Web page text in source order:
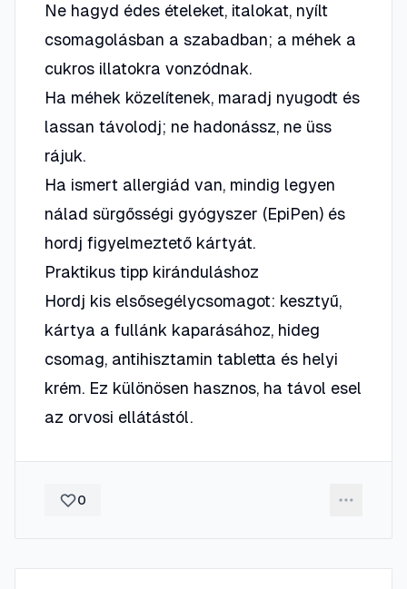
Ne hagyd édes ételeket, italokat, nyílt
csomagolásban a szabadban; a méhek a
cukros illatokra vonzódnak.
Ha méhek közelítenek, maradj nyugodt és
lassan távolodj; ne hadonássz, ne üss
rájuk.
Ha ismert allergiád van, mindig legyen
nálad sürgősségi gyógyszer (EpiPen) és
hordj figyelmeztető kártyát.
Praktikus tipp kiránduláshoz
Hordj kis elsősegélycsomagot: kesztyű,
kártya a fullánk kaparásához, hideg
csomag, antihisztamin tabletta és helyi
krém. Ez különösen hasznos, ha távol esel
az orvosi ellátástól.
0